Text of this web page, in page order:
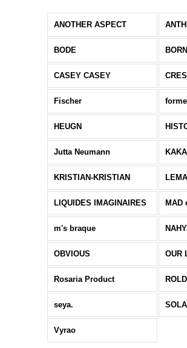
ANOTHER ASPECT
BODE
CASEY CASEY
Fischer forme
HEUGN
Jutta Neumann
KRISTIAN-KRISTIAN
LIQUIDES IMAGINAIRES MAD
m's braque
OBVIOUS OUR
Rosaria Product
seya.
Vyrao